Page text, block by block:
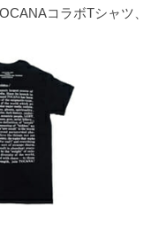
コラボTシャツ、